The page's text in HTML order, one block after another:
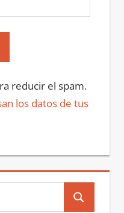
reducir el spam.
los datos de tus
Buscar